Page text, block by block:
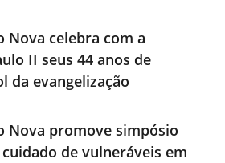
Nova celebra com a
II seus 44 anos de
da evangelização
Nova promove simpósio
de vulneráveis em